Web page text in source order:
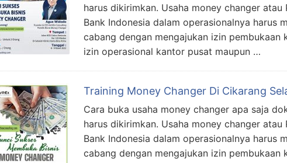
harus dikirimkan. Usaha money changer
Bank Indonesia dalam operasionalnya harus
cabang dengan mengajukan izin
izin operasional kantor pusat maupun …
Training Money Changer Di Cikarang
Cara buka usaha money changer apa saja
harus dikirimkan. Usaha money changer
Bank Indonesia dalam operasionalnya harus
cabang dengan mengajukan izin